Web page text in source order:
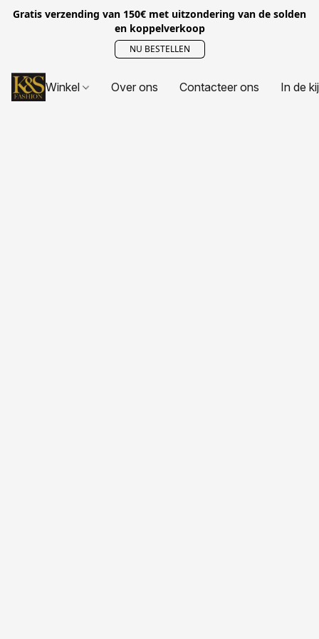
Gratis verzending van 150€ met uitzondering van de solden
en koppelverkoop
NU BESTELLEN
Winkel Over ons Contacteer ons In de